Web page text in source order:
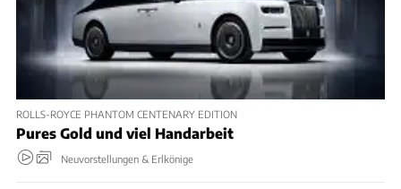
ROLLS-ROYCE PHANTOM CENTENARY EDITION
Pures Gold und viel Handarbeit
Neuvorstellungen & Erlkönige